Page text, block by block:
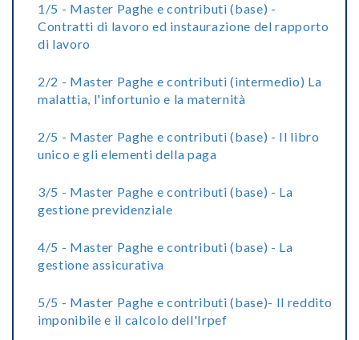
1/5 - Master Paghe e contributi (base) -
Contratti di lavoro ed instaurazione del rapporto
di lavoro
2/2 - Master Paghe e contributi (intermedio) La
malattia, l'infortunio e la maternità
2/5 - Master Paghe e contributi (base) - Il libro
unico e gli elementi della paga
3/5 - Master Paghe e contributi (base) - La
gestione previdenziale
4/5 - Master Paghe e contributi (base) - La
gestione assicurativa
5/5 - Master Paghe e contributi (base)- Il reddito
imponibile e il calcolo dell'Irpef